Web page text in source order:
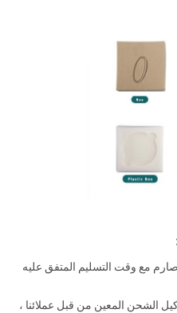
مع وقت التسليم المتفق عليه